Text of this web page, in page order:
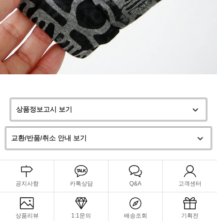
상품정보고시 보기
교환/반품/취소 안내 보기
공지사항 카톡상담 Q&A 고객센터
상품리뷰 1:1문의 배송조회 기획전